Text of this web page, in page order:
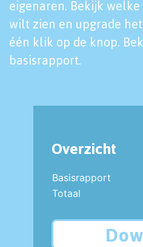
eigenaren. Bekijk
wilt zien en upgrade
één klik op de knop.
basisrapport.
Overzicht
Basisrapport
Totaal